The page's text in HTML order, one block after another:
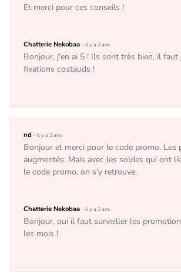
Et merci pour ces conseils !
Chatterie Nekobaa - il y a 2 ans
Bonjour, j'en ai 5 ! Ils sont très bien, il faut
fixations costauds !
nd - il y a 3 ans
Bonjour et merci pour le code promo. Les
augmentés. Mais avec les soldes qui ont
le code promo, on s'y retrouve.
Chatterie Nekobaa - il y a 2 ans
Bonjour, oui il faut surveiller les
les mois !